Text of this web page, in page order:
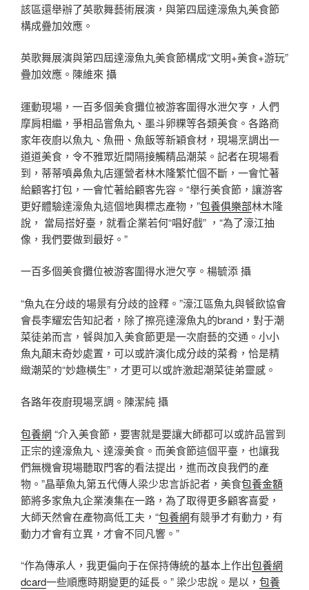
該區還舉辦了英歌舞藝術展演，與第四屆達濠魚丸美食節
構成疊加效應。
英歌舞展演與第四屆達濠魚丸美食節構成“文明+美食+游玩”
疊加效應。陳維來 攝
運動現場，一百多個美食攤位被游客圍得水泄欠亨，人們
摩肩相繼，爭相品嘗魚丸、墨斗卵粿等各類美食。各路商
家年夜廚以魚丸、魚冊、魚飯等新穎食材，現場烹調出一
道道美食，令不雅眾近間隔接觸精品潮菜。記者在現場看
到，蒂蒂噴鼻魚丸店運營者林木隆繁忙個不斷，一會忙著
給顧客打包，一會忙著給顧客先容。“舉行美食節，讓游客
更好體驗達濠魚丸這個地輿標志產物，”包養俱樂部林木隆
說， 當局搭好臺，就看企業若何“唱好戲” ，“為了濠江抽
像，我們要做到最好。”
一百多個美食攤位被游客圍得水泄欠亨。楊毓添 攝
“魚丸在分歧的場景有分歧的詮釋。”濠江區魚丸與餐飲協會
會長李耀宏告知記者，除了擦亮達濠魚丸的brand，對于潮
菜徒弟而言，餐與加入美食節更是一次廚藝的交通。小小
魚丸顛末奇妙處置，可以或許演化成分歧的菜肴，恰是精
緻潮菜的“妙趣橫生”，才更可以或許激起潮菜徒弟靈感。
各路年夜廚現場烹調。陳潔純 攝
包養網 “介入美食節，要害就是要讓大師都可以或許品嘗到
正宗的達濠魚丸、達濠美食。而美食節這個平臺，也讓我
們無機會現場聽取門客的看法提出，進而改良我們的產
物。”晶華魚丸第五代傳人梁少忠言訴記者，美食包養金額
節將多家魚丸企業湊集在一路，為了取得更多顧客喜愛，
大師天然會在產物高低工夫，“包養網有競爭才有動力，有
動力才會有立異，才會不同凡響。”
“作為傳承人，我更偏向于在保持傳統的基本上作出包養網
dcard一些順應時期變更的延長。” 梁少忠說。是以， 包養